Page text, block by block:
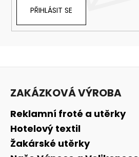
PŘIHLÁSIT SE
ZAKÁZKOVÁ VÝROBA
Reklamní froté a utěrky
Hotelový textil
Žakárské utěrky